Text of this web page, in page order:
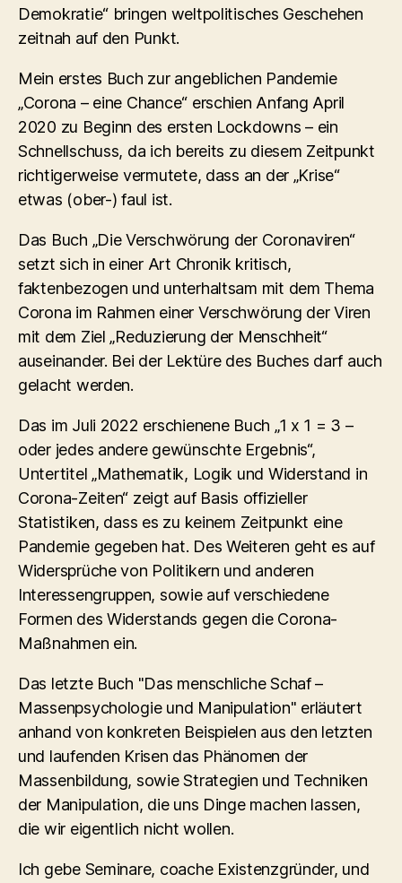
Demokratie“ bringen weltpolitisches Geschehen
zeitnah auf den Punkt.
Mein erstes Buch zur angeblichen Pandemie
„Corona – eine Chance“ erschien Anfang April
2020 zu Beginn des ersten Lockdowns – ein
Schnellschuss, da ich bereits zu diesem Zeitpunkt
richtigerweise vermutete, dass an der „Krise“
etwas (ober-) faul ist.
Das Buch „Die Verschwörung der Coronaviren“
setzt sich in einer Art Chronik kritisch,
faktenbezogen und unterhaltsam mit dem Thema
Corona im Rahmen einer Verschwörung der Viren
mit dem Ziel „Reduzierung der Menschheit“
auseinander. Bei der Lektüre des Buches darf auch
gelacht werden.
Das im Juli 2022 erschienene Buch „1 x 1 = 3 –
oder jedes andere gewünschte Ergebnis“,
Untertitel „Mathematik, Logik und Widerstand in
Corona-Zeiten“ zeigt auf Basis offizieller
Statistiken, dass es zu keinem Zeitpunkt eine
Pandemie gegeben hat. Des Weiteren geht es auf
Widersprüche von Politikern und anderen
Interessengruppen, sowie auf verschiedene
Formen des Widerstands gegen die Corona-
Maßnahmen ein.
Das letzte Buch "Das menschliche Schaf –
Massenpsychologie und Manipulation" erläutert
anhand von konkreten Beispielen aus den letzten
und laufenden Krisen das Phänomen der
Massenbildung, sowie Strategien und Techniken
der Manipulation, die uns Dinge machen lassen,
die wir eigentlich nicht wollen.
Ich gebe Seminare, coache Existenzgründer, und